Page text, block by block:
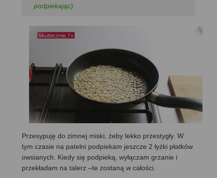
podpiekając).
Przesypuję do zimnej miski, żeby lekko przestygły. W
tym czasie na patelni podpiekam jeszcze 2 łyżki płatków
owsianych. Kiedy się podpieką, wyłączam grzanie i
przekładam na talerz –te zostaną w całości.